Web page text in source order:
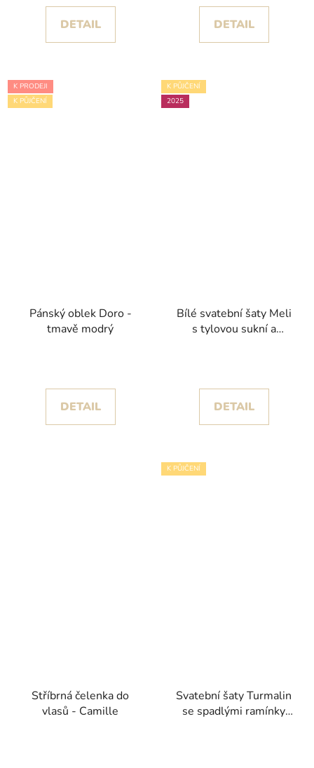
DETAIL DETAIL
K PRODEJI
K PŮJČENÍ
Pánský oblek Doro -
tmavě modrý
DETAIL
K PŮJČENÍ
2025
Bílé svatební šaty Meli
s tylovou sukní a
DETAIL
Stříbrná čelenka do
vlasů - Camille
K PŮJČENÍ
Svatební šaty Turmalin
se spadlými ramínky